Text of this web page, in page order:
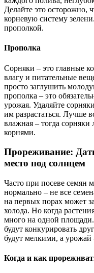
Делайте это осторожно,
корневую систему
прополкой.
Прополка
Сорняки – это главные
влагу и питательные
просто заглушить
прополка – это
урожая. Удаляйте
им разрастаться. Лучше
влажная – тогда сорняки
корнями.
Прореживание:
место под солнцем
Часто при посеве семян
нормально – не все
на первых порах может
холода. Но когда
много на одной
будут конкурировать
будут мелкими, а
Когда и как